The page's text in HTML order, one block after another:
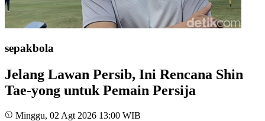
sepakbola
Jelang Lawan Persib, Ini Rencana Shin
Tae-yong untuk Pemain Persija
Minggu, 02 Agt 2026 13:00 WIB